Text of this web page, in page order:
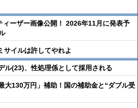
ィーザー画像公開！ 2026年11月に発表予
サイルは許してやれよ
ル(23)、性処理係として採用される
大130万円」補助！国の補助金と“ダブル受